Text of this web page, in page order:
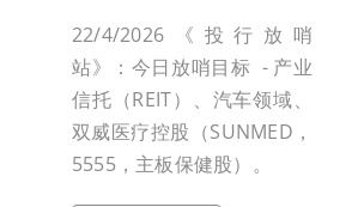
22/4/2026《投行放哨
站》：今日放哨目标 - 产业
信托（REIT）、汽车领域、
双威医疗控股（SUNMED，
5555，主板保健股）。